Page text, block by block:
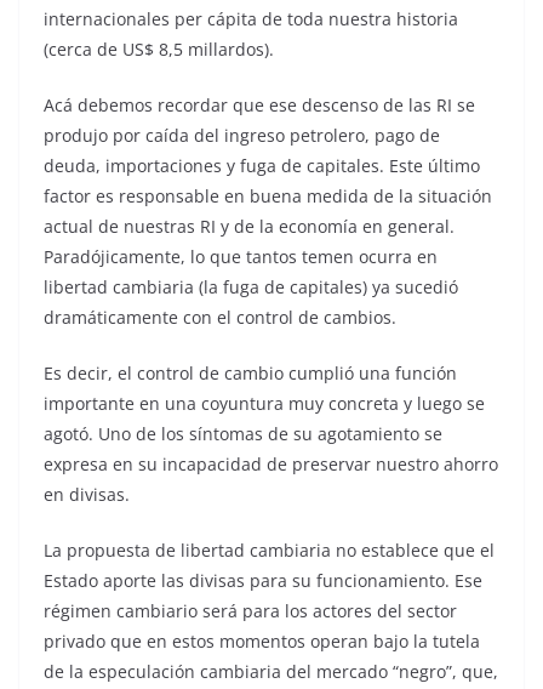
internacionales per cápita de toda nuestra historia
(cerca de US$ 8,5 millardos).
Acá debemos recordar que ese descenso de las RI se
produjo por caída del ingreso petrolero, pago de
deuda, importaciones y fuga de capitales. Este último
factor es responsable en buena medida de la situación
actual de nuestras RI y de la economía en general.
Paradójicamente, lo que tantos temen ocurra en
libertad cambiaria (la fuga de capitales) ya sucedió
dramáticamente con el control de cambios.
Es decir, el control de cambio cumplió una función
importante en una coyuntura muy concreta y luego se
agotó. Uno de los síntomas de su agotamiento se
expresa en su incapacidad de preservar nuestro ahorro
en divisas.
La propuesta de libertad cambiaria no establece que el
Estado aporte las divisas para su funcionamiento. Ese
régimen cambiario será para los actores del sector
privado que en estos momentos operan bajo la tutela
de la especulación cambiaria del mercado “negro”, que,